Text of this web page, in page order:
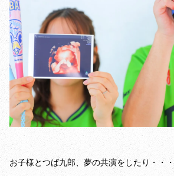
お子様とつば九郎、夢の共演をしたり・・・